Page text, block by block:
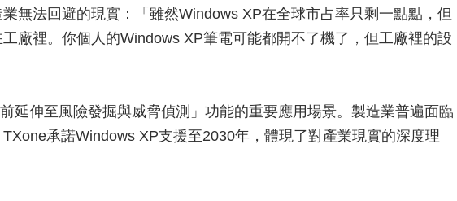
無法回避的現實：「雖然Windows XP在全球市占率只剩一點點，但
廠裡。你個人的Windows XP筆電可能都開不了機了，但工廠裡的設
延伸至風險發掘與威脅偵測」功能的重要應用場景。製造業普遍面臨
承諾Windows XP支援至2030年，體現了對產業現實的深度理